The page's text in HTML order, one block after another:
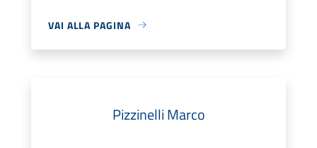
VAI ALLA PAGINA
Pizzinelli Marco